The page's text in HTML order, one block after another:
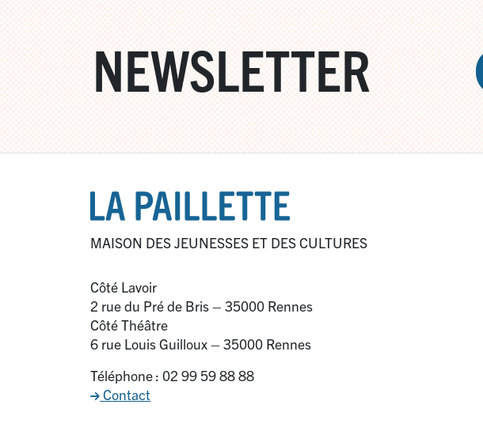
NEWSLETTER
MAISON DES JEUNESSES ET DES CULTURES
Côté Lavoir
2 rue du Pré de Bris – 35000 Rennes
Côté Théâtre
6 rue Louis Guilloux – 35000 Rennes
Téléphone : 02 99 59 88 88
Contact